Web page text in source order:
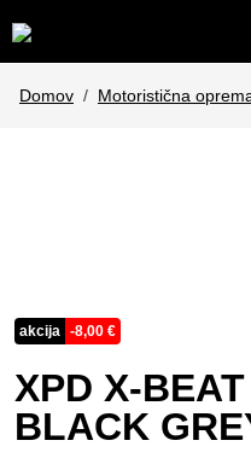
Domov Motoristična
akcija -8,00 €
XPD X-
BLACK